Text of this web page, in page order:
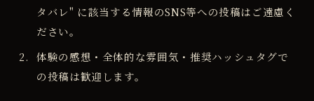
タバレ" に該当する情報のSNS等への投稿はご遠慮く
ださい。
体験の感想・全体的な雰囲気・推奨ハッシュタグで
の投稿は歓迎します。